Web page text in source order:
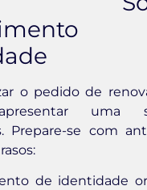
o pedido de
uma
Prepare-se com
de identidade